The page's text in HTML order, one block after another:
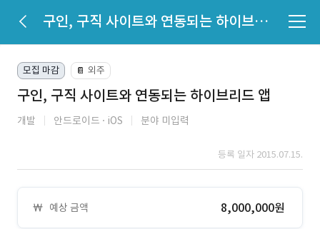
구인, 구직 사이트와 연동되는 하이브리드 앱
모집 마감 📔 외주
구인, 구직 사이트와 연동되는 하이브리드 앱
개발 안드로이드 iOS 분야 미입력
등록 일자 2015.07.15.
예상 금액 8,000,000원